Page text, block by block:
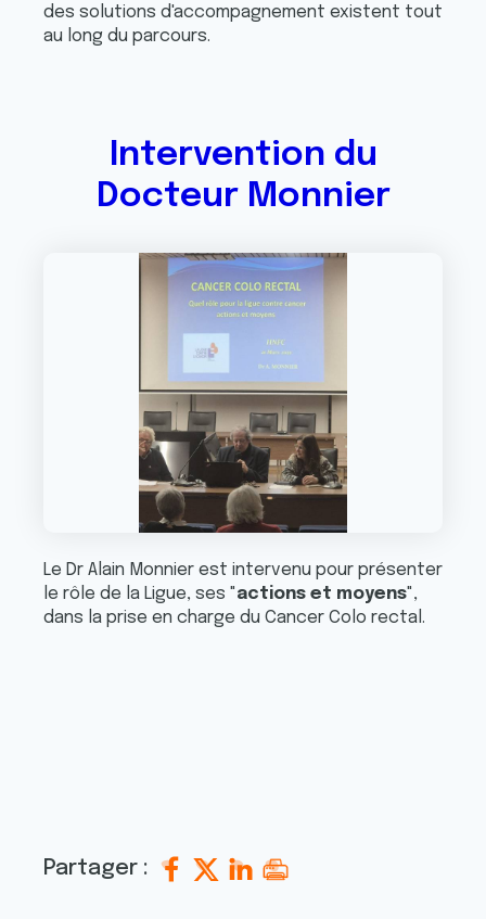
des solutions d'accompagnement existent tout
au long du parcours.
Intervention du
Docteur Monnier
Le Dr Alain Monnier est intervenu pour présenter
le rôle de la Ligue, ses "actions et moyens",
dans la prise en charge du Cancer Colo rectal.
Partager :